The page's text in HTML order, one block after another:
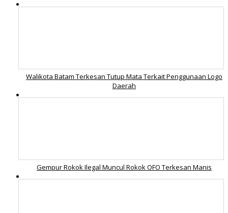
Walikota Batam Terkesan Tutup Mata Terkait Penggunaan Logo
Daerah
Gempur Rokok Ilegal Muncul Rokok OFO Terkesan Manis